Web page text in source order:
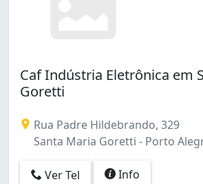
Caf Indústria Eletrônica em
Goretti
Rua Padre Hildebrando, 329
Santa Maria Goretti - Porto
Ver Tel Info